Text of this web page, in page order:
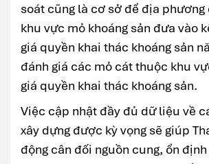
soát cũng là cơ sở để địa phương
khu vực mỏ khoáng sản đưa vào
giá quyền khai thác khoáng sản
đánh giá các mỏ cát thuộc khu
giá quyền khai thác khoáng sản.
Việc cập nhật đầy đủ dữ liệu về
xây dựng được kỳ vọng sẽ giúp
động cân đối nguồn cung, ổn